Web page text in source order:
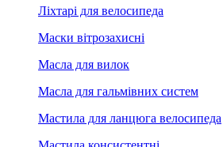
Ліхтарі для велосипеда
Маски вітрозахисні
Масла для вилок
Масла для гальмівних систем
Мастила для ланцюга велосипеда